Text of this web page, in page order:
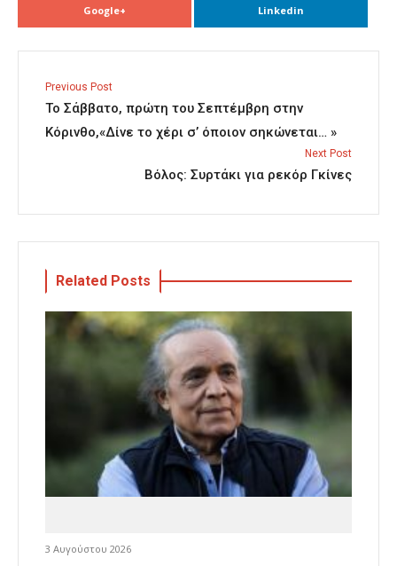
Google+ Linkedin
Previous Post
Το Σάββατο, πρώτη του Σεπτέμβρη στην
Κόρινθο,«Δίνε το χέρι σ’ όποιον σηκώνεται… »
Next Post
Βόλος: Συρτάκι για ρεκόρ Γκίνες
Related Posts
3 Αυγούστου 2026